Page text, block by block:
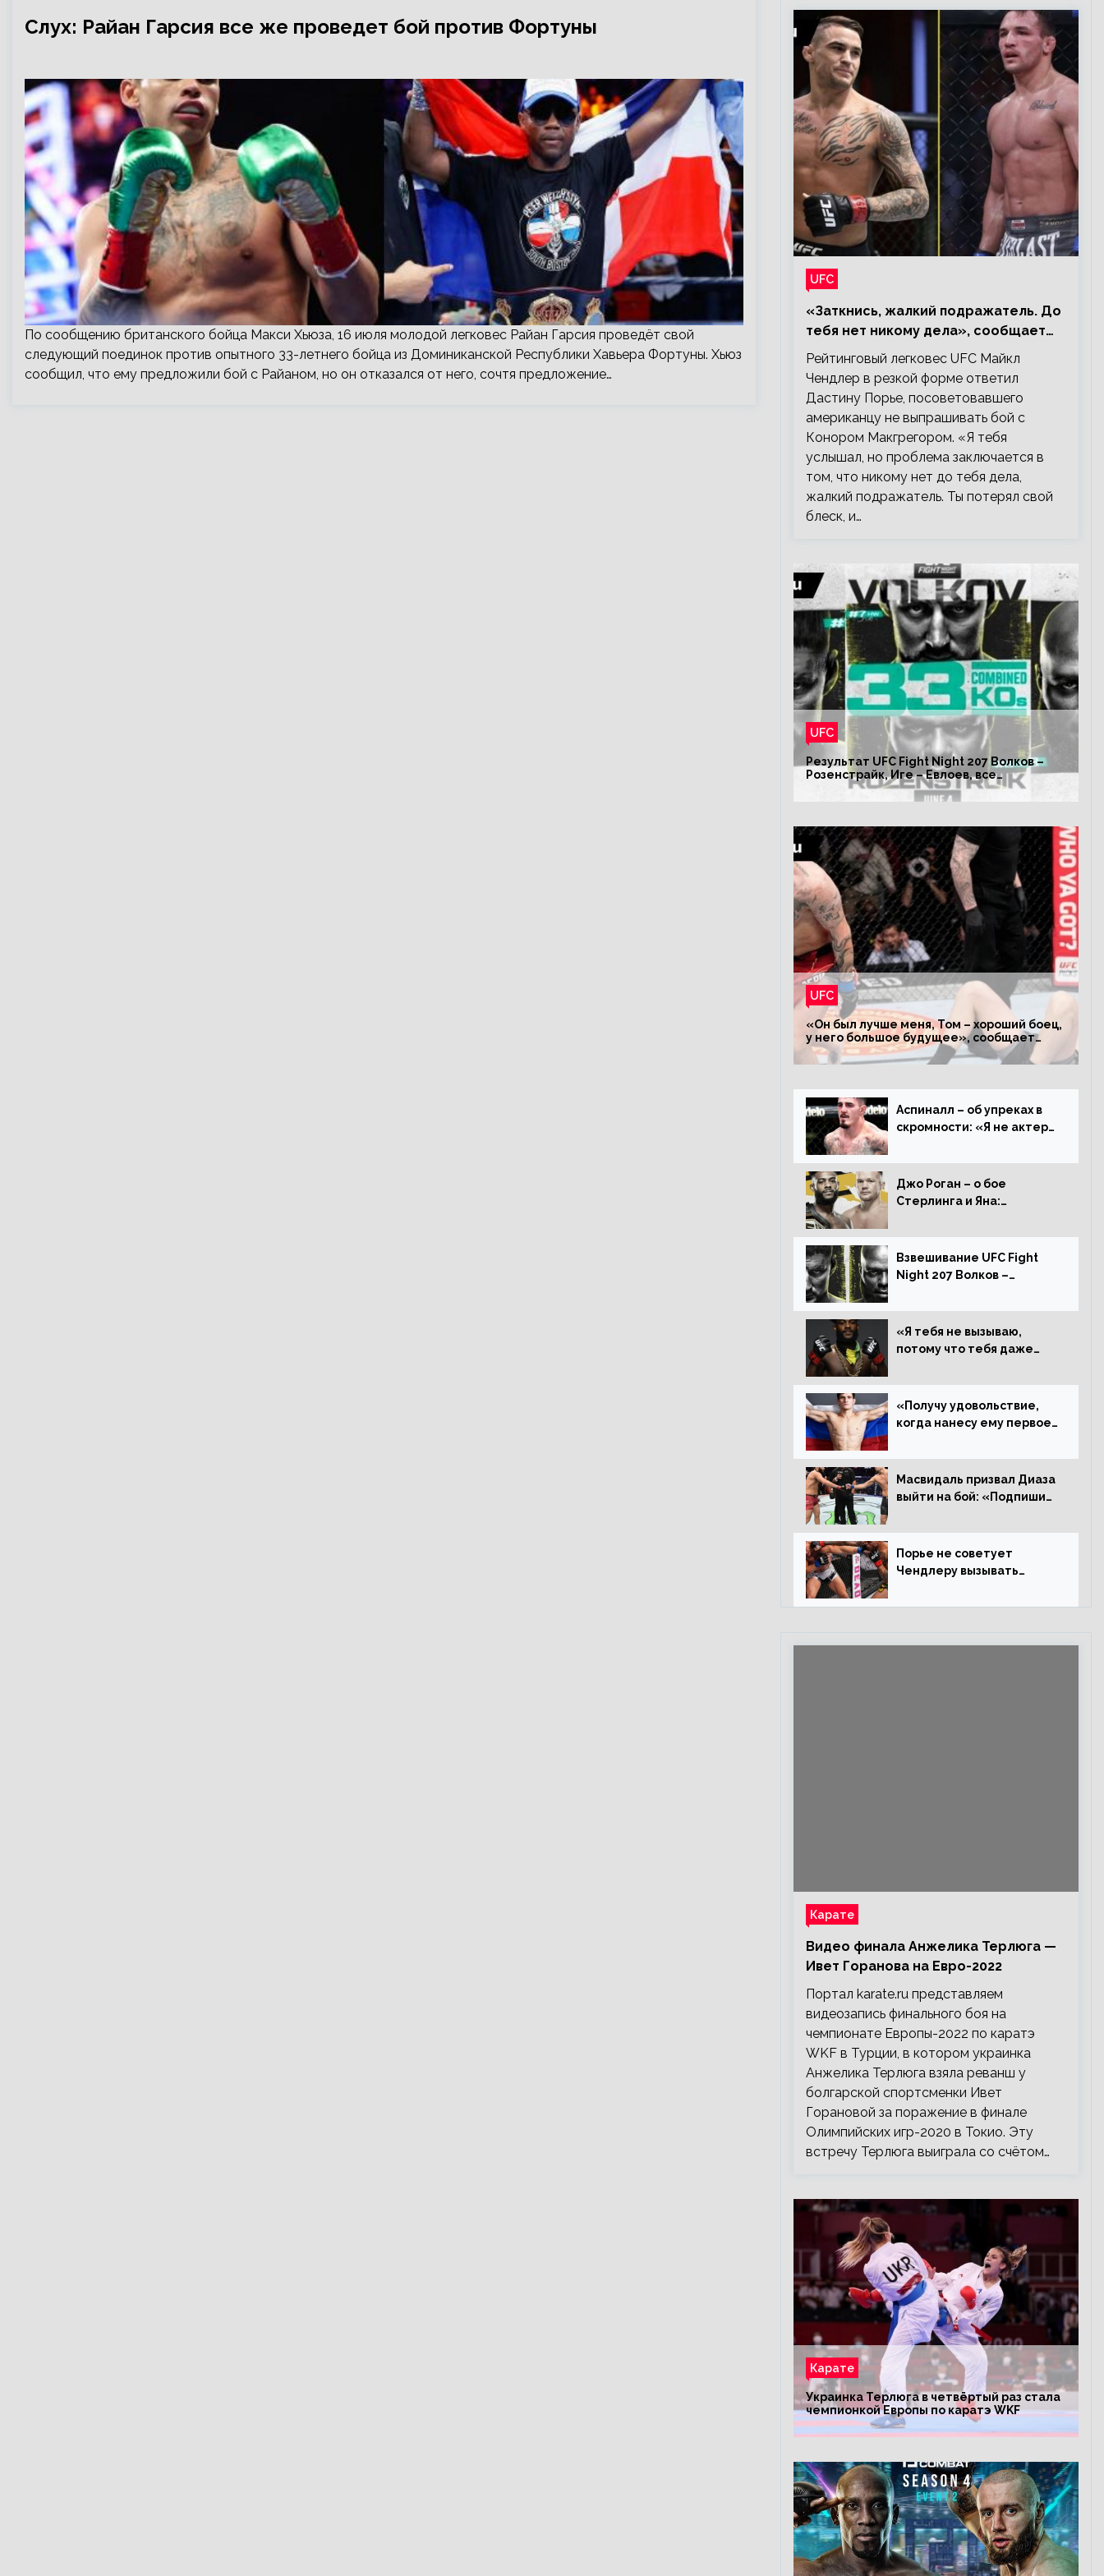
Слух: Райан Гарсия все же проведет бой против Фортуны
По сообщению британского бойца Макси Хьюза, 16 июля молодой легковес Райан Гарсия проведёт свой
следующий поединок против опытного 33-летнего бойца из Доминиканской Республики Хавьера Фортуны. Хьюз
сообщил, что ему предложили бой с Райаном, но он отказался от него, сочтя предложение…
UFC
«Заткнись, жалкий подражатель. До
тебя нет никому дела», сообщает
Майкл Чендлер – о словах Порье
Рейтинговый легковес UFC Майкл
Чендлер в резкой форме ответил
Дастину Порье, посоветовавшего
американцу не выпрашивать бой с
Конором Макгрегором. «Я тебя
услышал, но проблема заключается в
том, что никому нет до тебя дела,
жалкий подражатель. Ты потерял свой
блеск, и…
UFC
Результат UFC Fight Night 207 Волков –
Розенстрайк, Иге – Евлоев, все
результаты турнира ЮФС ФН 207
UFC
«Он был лучше меня, Том – хороший боец,
у него большое будущее», сообщает
Волков – о поражении Аспиналлу
Аспиналл – об упреках в
скромности: «Я не актер
говорить дерьмо»
Джо Роган – о бое
Стерлинга и Яна:
решению, Алджамейн
определенно выиграл»
Взвешивание UFC Fight
Night 207 Волков –
результаты
«Я тебя не вызываю,
потому что тебя даже
«Мне нужна пауза»,
сообщает Стерлинг
ответил Сехудо
«Получу удовольствие,
когда нанесу ему первое
Дэн Иге – про бой с
Евлоевым
Масвидаль призвал Диаза
выйти на бой: «Подпиши
повторим»
Порье не советует
Чендлеру вызывать
потрясают в каждом бою,
Карате
Видео финала Анжелика Терлюга —
Ивет Горанова на Евро-2022
Портал karate.ru представляем
видеозапись финального боя на
чемпионате Европы-2022 по каратэ
WKF в Турции, в котором украинка
Анжелика Терлюга взяла реванш у
болгарской спортсменки Ивет
Горановой за поражение в финале
Олимпийских игр-2020 в Токио. Эту
встречу Терлюга выиграла со счётом…
Карате
Украинка Терлюга в четвёртый раз стала
чемпионкой Европы по каратэ WKF